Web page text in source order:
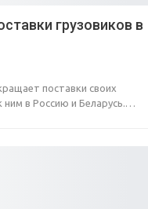
грузовиков в
поставки своих
ним в Россию и Беларусь.…